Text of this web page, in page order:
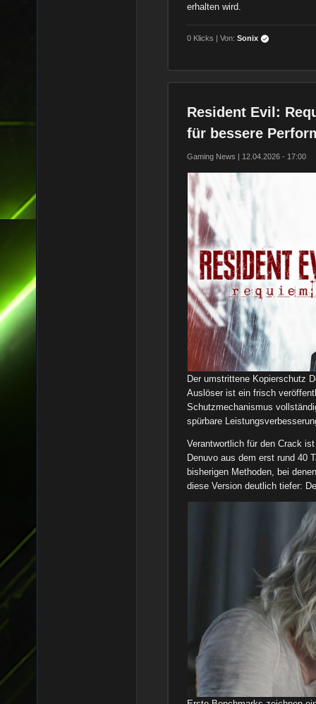
erhalten wird.
0 Klicks | Von:Sonix
Resident Evil:
für bessere
Gaming News | 12.04.2026 - 17:00
Der umstrittene Kopierschutz
Auslöser ist ein frisch
Schutzmechanismus
spürbare
Verantwortlich für den Crack
Denuvo aus dem erst rund 40
bisherigen Methoden, bei
diese Version deutlich tiefer: